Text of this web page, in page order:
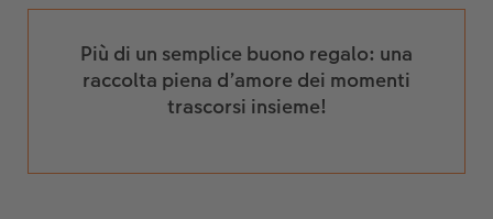
Più di un semplice buono regalo: una
raccolta piena d’amore dei momenti
trascorsi insieme!